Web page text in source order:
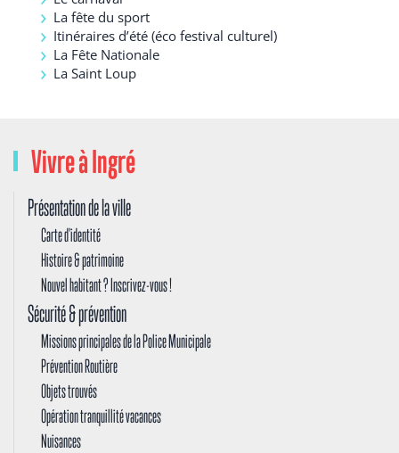
La fête du sport
Itinéraires d’été (éco festival culturel)
La Fête Nationale
La Saint Loup
Vivre à Ingré
Présentation de la ville
Carte d'identité
Histoire & patrimoine
Nouvel habitant ? Inscrivez-vous !
Sécurité & prévention
Missions principales de la Police Municipale
Prévention Routière
Objets trouvés
Opération tranquillité vacances
Nuisances